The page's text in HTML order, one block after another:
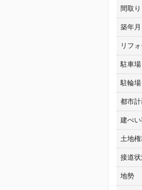
間取り
築年月
リフ
駐車場
駐輪場
都市
建ぺ
土地権
接道
地勢